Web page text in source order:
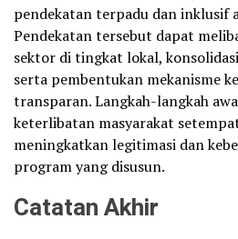
pendekatan terpadu dan inklusif
Pendekatan tersebut dapat
sektor di tingkat lokal,
serta pembentukan mekanisme
transparan. Langkah-langkah
keterlibatan masyarakat
meningkatkan legitimasi dan
program yang disusun.
Catatan Akhir